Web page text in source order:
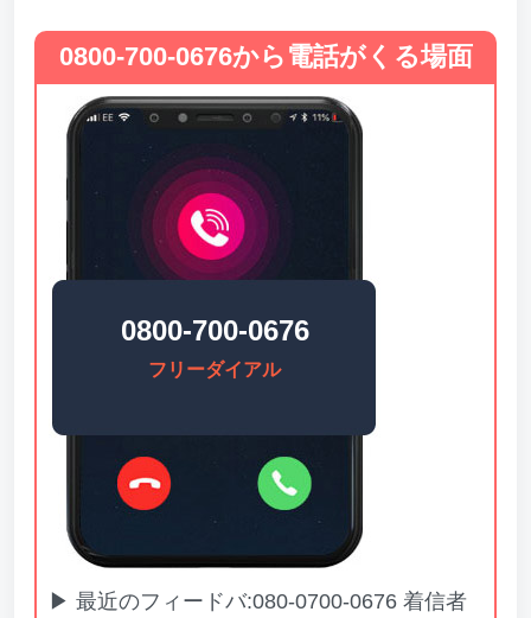
0800-700-0676から電話がくる場面
0800-700-0676
フリーダイアル
▶ 最近のフィードバ:080-0700-0676 着信者